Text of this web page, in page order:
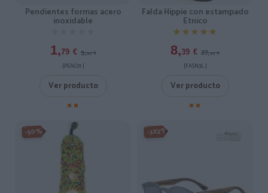
Pendientes formas acero
inoxidable
1,79 € 5,95 €
[PEAC01 ]
Ver producto
Falda Hippie con estampado
Etnico
★★★★★
★★★★★
8,39 € 27,95 €
[FASN3L ]
Ver producto
-50% -3X2%